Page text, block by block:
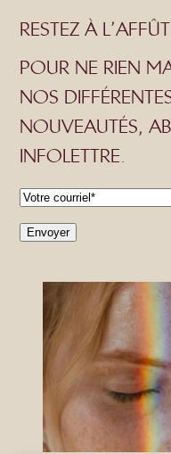
RESTEZ À L’AFFÛT
POUR NE RIEN
NOS
NOUVEAUTÉS,
INFOLETTRE.
C
oEnvoyer